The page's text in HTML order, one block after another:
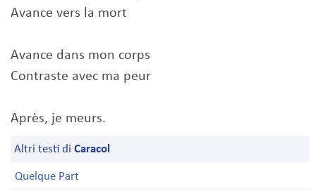
Avance vers la mort
Avance dans mon corps
Contraste avec ma peur
Après, je meurs.
Altri testi di Caracol
Quelque Part